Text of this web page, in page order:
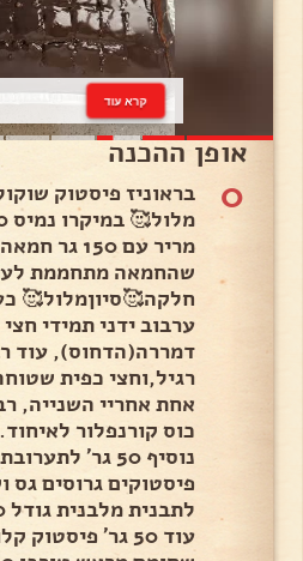
קרא עוד
אופן ההכנה
0
בראוניז פיסטוק
מריר עם 150
שהחמאה מתחממת
חלקה🥰סיוןמלול🥰
ערבוב ידני תמידי
דמררה(הדחוס), עוד
אחת אחריי השנייה,
כוס קורנפלור
נוסיף 50 גר'
פיסטוקים גרוסים גס
עוד 50 גר'